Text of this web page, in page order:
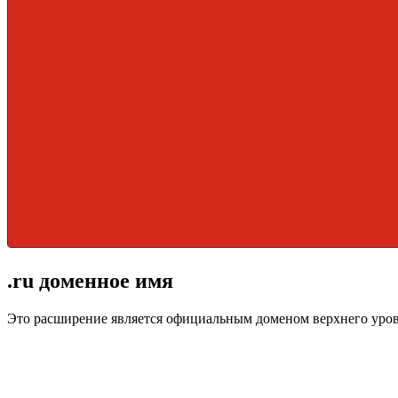
.ru доменное имя
Это расширение является официальным доменом верхнего